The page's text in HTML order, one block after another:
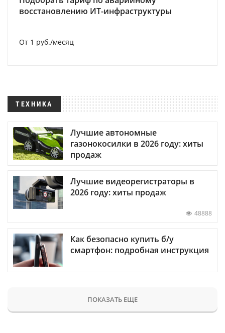
восстановлению ИТ-инфраструктуры
От 1 руб./месяц
ТЕХНИКА
Лучшие автономные
газонокосилки в 2026 году: хиты
продаж
Лучшие видеорегистраторы в
2026 году: хиты продаж
48888
Как безопасно купить б/у
смартфон: подробная инструкция
ПОКАЗАТЬ ЕЩЕ